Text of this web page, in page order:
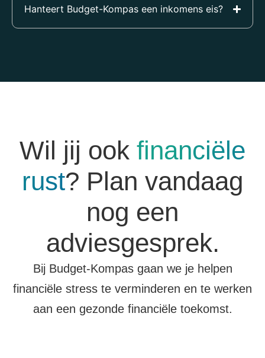
Hanteert Budget-Kompas een inkomens eis?
Wil jij ook financiële
rust? Plan vandaag
nog een
adviesgesprek.
Bij Budget-Kompas gaan we je helpen
financiële stress te verminderen en te werken
aan een gezonde financiële toekomst.